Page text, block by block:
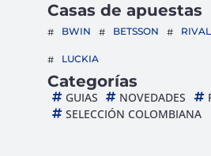
Casas de apuestas
BWIN BETSSON
LUCKIA
Categorías
GUIAS NOVEDADES
SELECCIÓN COLOMBIANA